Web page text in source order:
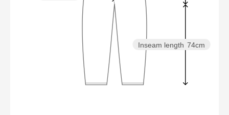
Inseam length 74cm